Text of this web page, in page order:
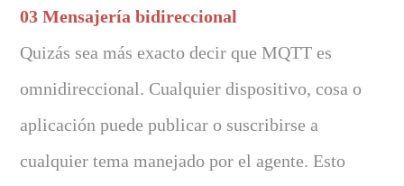
03 Mensajería bidireccional
Quizás sea más exacto decir que MQTT es
omnidireccional. Cualquier dispositivo, cosa o
aplicación puede publicar o suscribirse a
cualquier tema manejado por el agente. Esto